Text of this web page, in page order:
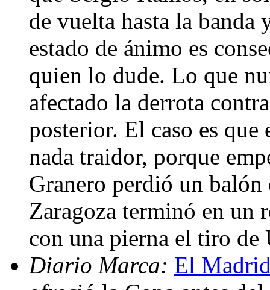
de vuelta hasta la banda
estado de ánimo es
quien lo dude. Lo que
afectado la derrota
posterior. El caso es
nada traidor, porque
Granero perdió un
Zaragoza terminó en un
con una pierna el tiro
Diario Marca: El